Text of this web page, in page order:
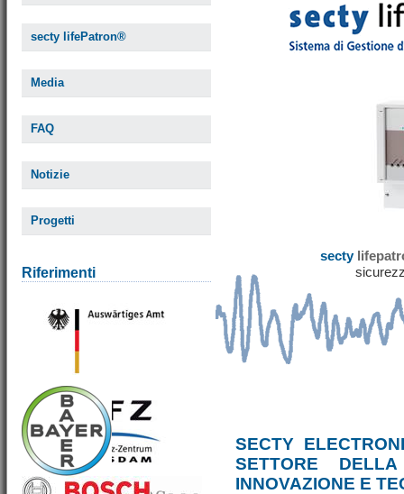
secty lifePatron®
Media
FAQ
Notizie
Progetti
Riferimenti
secty
SECTY
SETTORE
INNOVAZIONE E